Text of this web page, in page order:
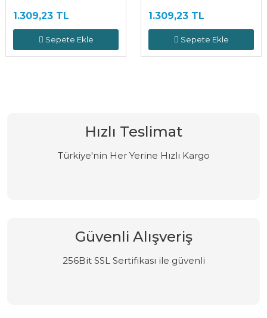
1.309,23 TL
Sepete Ekle
1.309,23 TL
Sepete Ekle
Hızlı Teslimat
Türkiye'nin Her Yerine Hızlı Kargo
Güvenli Alışveriş
256Bit SSL Sertifikası ile güvenli